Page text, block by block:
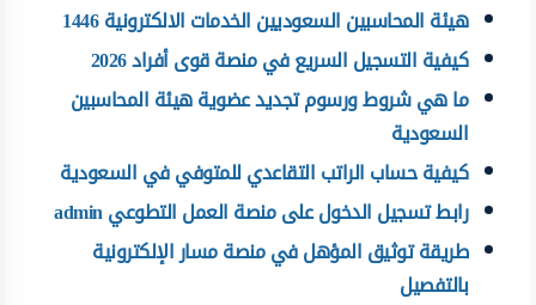
هيئة المحاسبين السعوديين الخدمات الالكترونية 1446
كيفية التسجيل السريع في منصة قوى أفراد 2026
ما هي شروط ورسوم تجديد عضوية هيئة المحاسبين
السعودية
كيفية حساب الراتب التقاعدي للمتوفي في السعودية
رابط تسجيل الدخول على منصة العمل التطوعي admin
طريقة توثيق المؤهل في منصة مسار الإلكترونية
بالتفصيل